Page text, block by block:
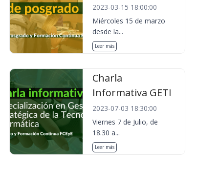
2023-03-15 18:00:00
Miércoles 15 de marzo
desde la...
Leer más
Charla
Informativa GETI
2023-07-03 18:30:00
Viernes 7 de Julio, de
18.30 a...
Leer más